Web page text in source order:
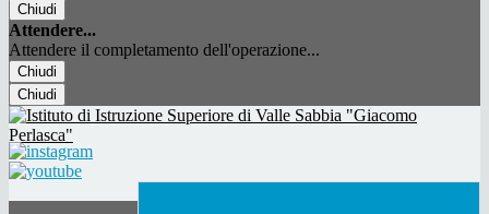
Chiudi
Attendere...
Attendere il completamento dell'operazione...
Chiudi
Chiudi